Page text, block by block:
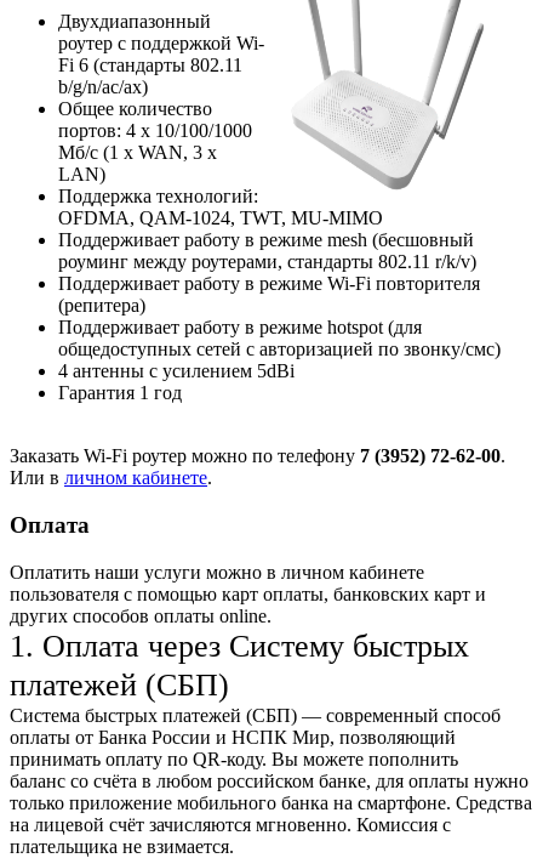
Двухдиапазонный
роутер с поддержкой Wi-
Fi 6 (стандарты 802.11
b/g/n/ac/ax)
Общее количество
портов: 4 х 10/100/1000
Мб/с (1 x WAN, 3 x
LAN)
Поддержка технологий:
OFDMA, QAM-1024, TWT, MU-MIMO
Поддерживает работу в режиме mesh (бесшовный
роуминг между роутерами, стандарты 802.11 r/k/v)
Поддерживает работу в режиме Wi-Fi повторителя
(репитера)
Поддерживает работу в режиме hotspot (для
общедоступных сетей с авторизацией по звонку/смс)
4 антенны с усилением 5dBi
Гарантия 1 год
Заказать Wi-Fi роутер можно по телефону 7 (3952) 72-62-00.
Или в личном кабинете.
Оплата
Оплатить наши услуги можно в личном кабинете
пользователя с помощью карт оплаты, банковских карт и
других способов оплаты online.
1. Оплата через Систему быстрых
платежей (СБП)
Система быстрых платежей (СБП) — современный способ
оплаты от Банка России и НСПК Мир, позволяющий
принимать оплату по QR-коду. Вы можете пополнить
баланс со счёта в любом российском банке, для оплаты нужно
только приложение мобильного банка на смартфоне. Средства
на лицевой счёт зачисляются мгновенно. Комиссия с
плательщика не взимается.